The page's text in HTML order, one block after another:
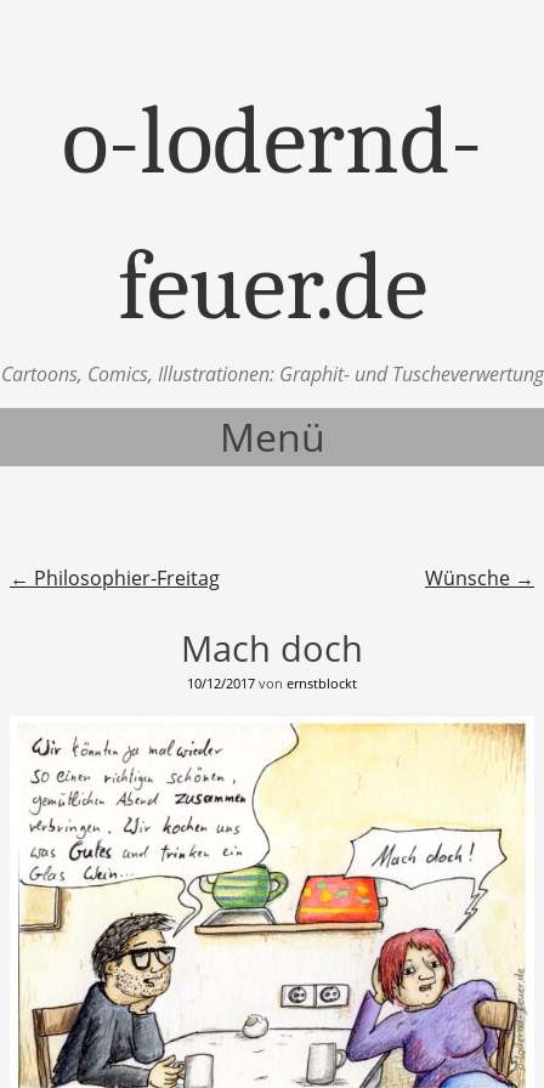
o-lodernd-
feuer.de
Cartoons, Comics, Illustrationen: Graphit- und Tuscheverwertung
Menü
Beitragsnavigation
← Philosophier-Freitag Wünsche →
Mach doch
10/12/2017 von ernstblockt